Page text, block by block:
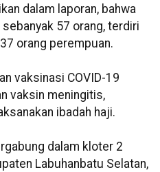
dalam laporan, bahwa
57 orang, terdiri
orang perempuan.
vaksinasi COVID-19
vaksin meningitis,
ibadah haji.
dalam kloter 2
Labuhanbatu Selatan,